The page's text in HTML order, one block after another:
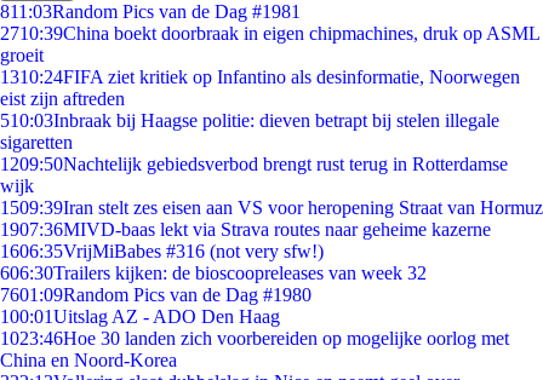
811:03Random Pics van de Dag #1981
2710:39China boekt doorbraak in eigen chipmachines, druk op ASML
groeit
1310:24FIFA ziet kritiek op Infantino als desinformatie, Noorwegen
eist zijn aftreden
510:03Inbraak bij Haagse politie: dieven betrapt bij stelen illegale
sigaretten
1209:50Nachtelijk gebiedsverbod brengt rust terug in Rotterdamse
wijk
1509:39Iran stelt zes eisen aan VS voor heropening Straat van Hormuz
1907:36MIVD-baas lekt via Strava routes naar geheime kazerne
1606:35VrijMiBabes #316 (not very sfw!)
606:30Trailers kijken: de bioscoopreleases van week 32
7601:09Random Pics van de Dag #1980
100:01Uitslag AZ - ADO Den Haag
1023:46Hoe 30 landen zich voorbereiden op mogelijke oorlog met
China en Noord-Korea